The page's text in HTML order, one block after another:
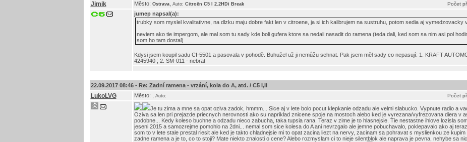
Jimik Město: Ostrava, Auto: Citroën C5 I 2.2HDi Break Počet
jumepnapsal(a):
trubky som myslel kvalitativne, na dlzku maju dobre fakt len v citroene, ja si ich kalibrujem na sustruhu, potom sedia aj vymedzovacky
neviem ako tie impergom, ale mal som tu sady kde boli gufera ktore sa nedali nasadit do ramena (teda dali, ked som sa nim asi pol
som ho tam dostal)
Kdysi jsem koupil sadu CI-5501 a pasovala v pohodě. Buhužel už ji nemůžu sehnat. Pak jsem měl sady co nepasují: 1. KRAFT
4245940 ; 2. SM-011 - nebrat
22.09.2017 08:46 - Re: Zadní ramena - vrzání, kola do A, atd. / C5 I,II
LukoLVG Město: Auto: Počet
Je tu zima a mne sa opat oziva zadok, hmmm... Sice aj v lete bolo pocut klepkanie odzadu ale velmi slabucko. Vypnute radio a
Oziva sa len pri prejazde priecnych nerovnosti ako su napriklad znicene spoje na mostoch alebo ked je vyrezana/vyfrezovana diera v
podobne... Kedy koleso buchne a odzadu nieco zabucha, taka tupsia rana. Teraz v zime je to hlasnejsie. Tie nestastne ihlove lozisla
jeseni 2015 a samozrejme pomohlo na 2dni... nemal som sice kolesa do A ani nevrzgalo ale jemne pobuchavalo, poklepavalo ako aj
som to v lete stale prestal riesit ale ked je takto chladnejsie mi to opat zacina liezt na nervy, zacinam sa pohravat s myslienkou ze kupim
zadne ramena a je to, co to stoji? Mate niekto znalosti o cene? Alebo rozmyslam ci to nieje silentblok ale naprava je pevna, nehybe sa